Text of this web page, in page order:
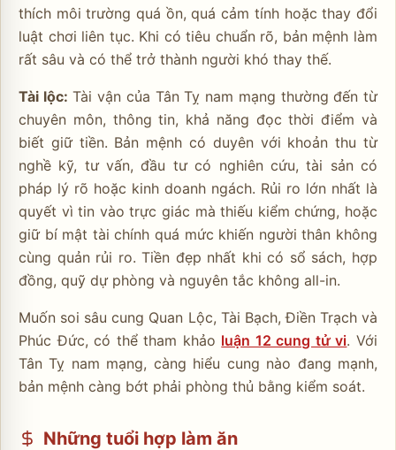
thích môi trường quá ồn, quá cảm tính hoặc thay đổi
luật chơi liên tục. Khi có tiêu chuẩn rõ, bản mệnh làm
rất sâu và có thể trở thành người khó thay thế.
Tài lộc: Tài vận của Tân Tỵ nam mạng thường đến từ
chuyên môn, thông tin, khả năng đọc thời điểm và
biết giữ tiền. Bản mệnh có duyên với khoản thu từ
nghề kỹ, tư vấn, đầu tư có nghiên cứu, tài sản có
pháp lý rõ hoặc kinh doanh ngách. Rủi ro lớn nhất là
quyết vì tin vào trực giác mà thiếu kiểm chứng, hoặc
giữ bí mật tài chính quá mức khiến người thân không
cùng quản rủi ro. Tiền đẹp nhất khi có sổ sách, hợp
đồng, quỹ dự phòng và nguyên tắc không all-in.
Muốn soi sâu cung Quan Lộc, Tài Bạch, Điền Trạch và
Phúc Đức, có thể tham khảo luận 12 cung tử vi. Với
Tân Tỵ nam mạng, càng hiểu cung nào đang mạnh,
bản mệnh càng bớt phải phòng thủ bằng kiểm soát.
Những tuổi hợp làm ăn